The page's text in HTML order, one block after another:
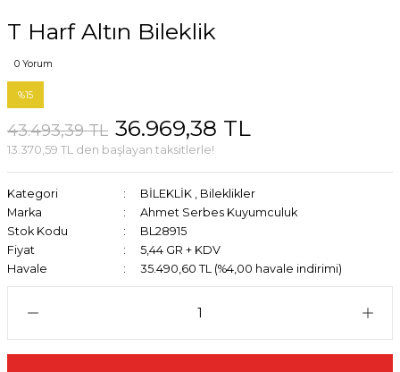
T Harf Altın Bileklik
0 Yorum
%15
43.493,39 TL 36.969,38 TL
13.370,59 TL den başlayan taksitlerle!
Kategori BİLEKLİK , Bileklikler
Marka
Ahmet Serbes Kuyumculuk
Stok Kodu
BL28915
Fiyat
5,44 GR + KDV
Havale
35.490,60 TL (%4,00 havale indirimi)